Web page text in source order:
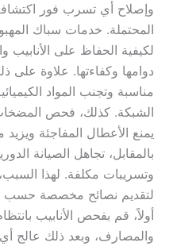
وإصلاح أي تسرب فور
المحتملة. خدمات سباك
لكيفية الحفاظ على الأنابيب
دوامها وكفاءتها. علاوة على
مناسبة وتجنب المواد
الشبكة. كذلك، فحص
يمنع الأعطال المفاجئة
بالمقابل، تجاهل الصيانة
وتسريبات مكلفة. لهذا
لتقديم نصائح مخصصة حسب
أولاً، قم بفحص الأنابيب
والمصارف، وبعد ذلك عالج